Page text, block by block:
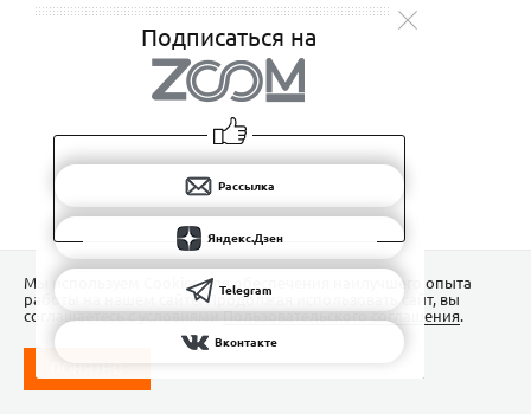
Подписаться на
Рассылка
Яндекс.Дзен
Telegram
Вконтакте
Мы используем Сookies для обеспечения наилучшего опыта
работы на нашем сайте. Продолжая использовать сайт, вы
соглашаетесь с условиямиПользовательского соглашения.
ПОНЯТНО